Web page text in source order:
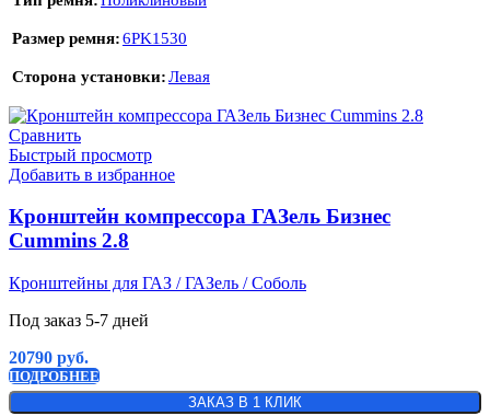
Размер ремня 6PK1530
Сторона установки Левая
Сравнить
Быстрый просмотр
Добавить в избранное
Кронштейн компрессора ГАЗель Бизнес
Сummins 2.8
Кронштейны для ГАЗ / ГАЗель / Соболь
Под заказ 5-7 дней
20790 руб.
ПОДРОБНЕЕ
ЗАКАЗ В 1 КЛИК